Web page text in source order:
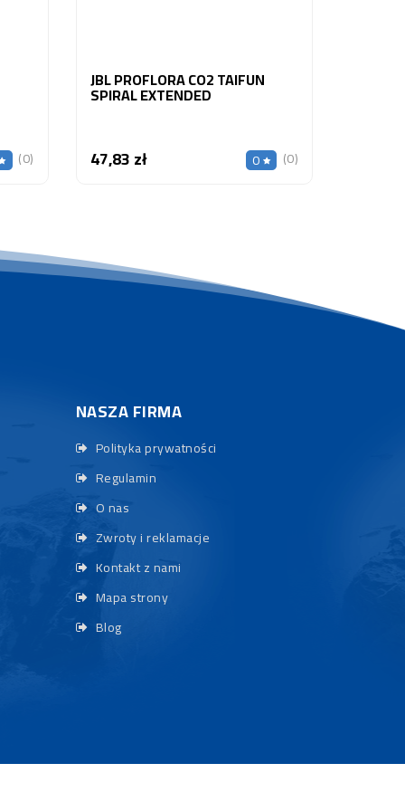
(0)
JBL PROFLORA CO2 TAIFUN
SPIRAL EXTENDED
47,83 złCena 0 (0)
NASZA FIRMA
Polityka prywatności
Regulamin
O nas
Zwroty i reklamacje
Kontakt z nami
Mapa strony
Blog